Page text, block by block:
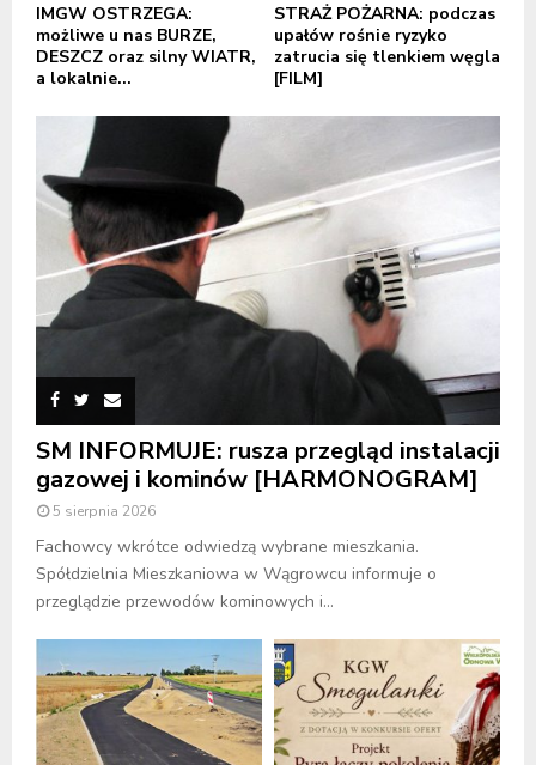
IMGW OSTRZEGA:
możliwe u nas BURZE,
DESZCZ oraz silny WIATR,
a lokalnie...
STRAŻ POŻARNA: podczas
upałów rośnie ryzyko
zatrucia się tlenkiem węgla
[FILM]
SM INFORMUJE: rusza przegląd instalacji
gazowej i kominów [HARMONOGRAM]
5 sierpnia 2026
Fachowcy wkrótce odwiedzą wybrane mieszkania.
Spółdzielnia Mieszkaniowa w Wągrowcu informuje o
przeglądzie przewodów kominowych i...